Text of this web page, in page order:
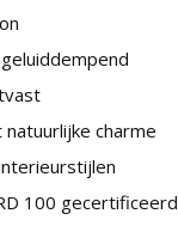
charme
100 gecertificeerd